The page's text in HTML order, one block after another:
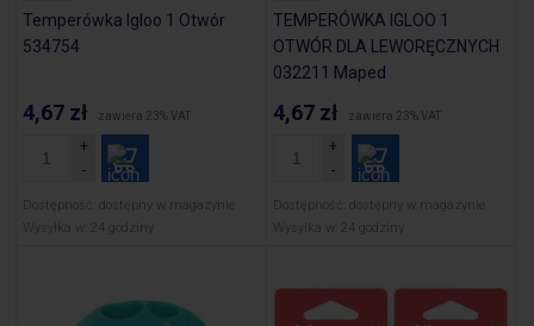
Temperówka Igloo 1 Otwór
534754
4,67 zł zawiera 23% VAT
Dostępność:
dostępny w magazynie
Wysyłka w:
24 godziny
TEMPERÓWKA IGLOO 1
OTWÓR DLA LEWORĘCZNYCH
032211 Maped
4,67 zł zawiera 23% VAT
Dostępność:
dostępny w magazynie
Wysyłka w:
24 godziny